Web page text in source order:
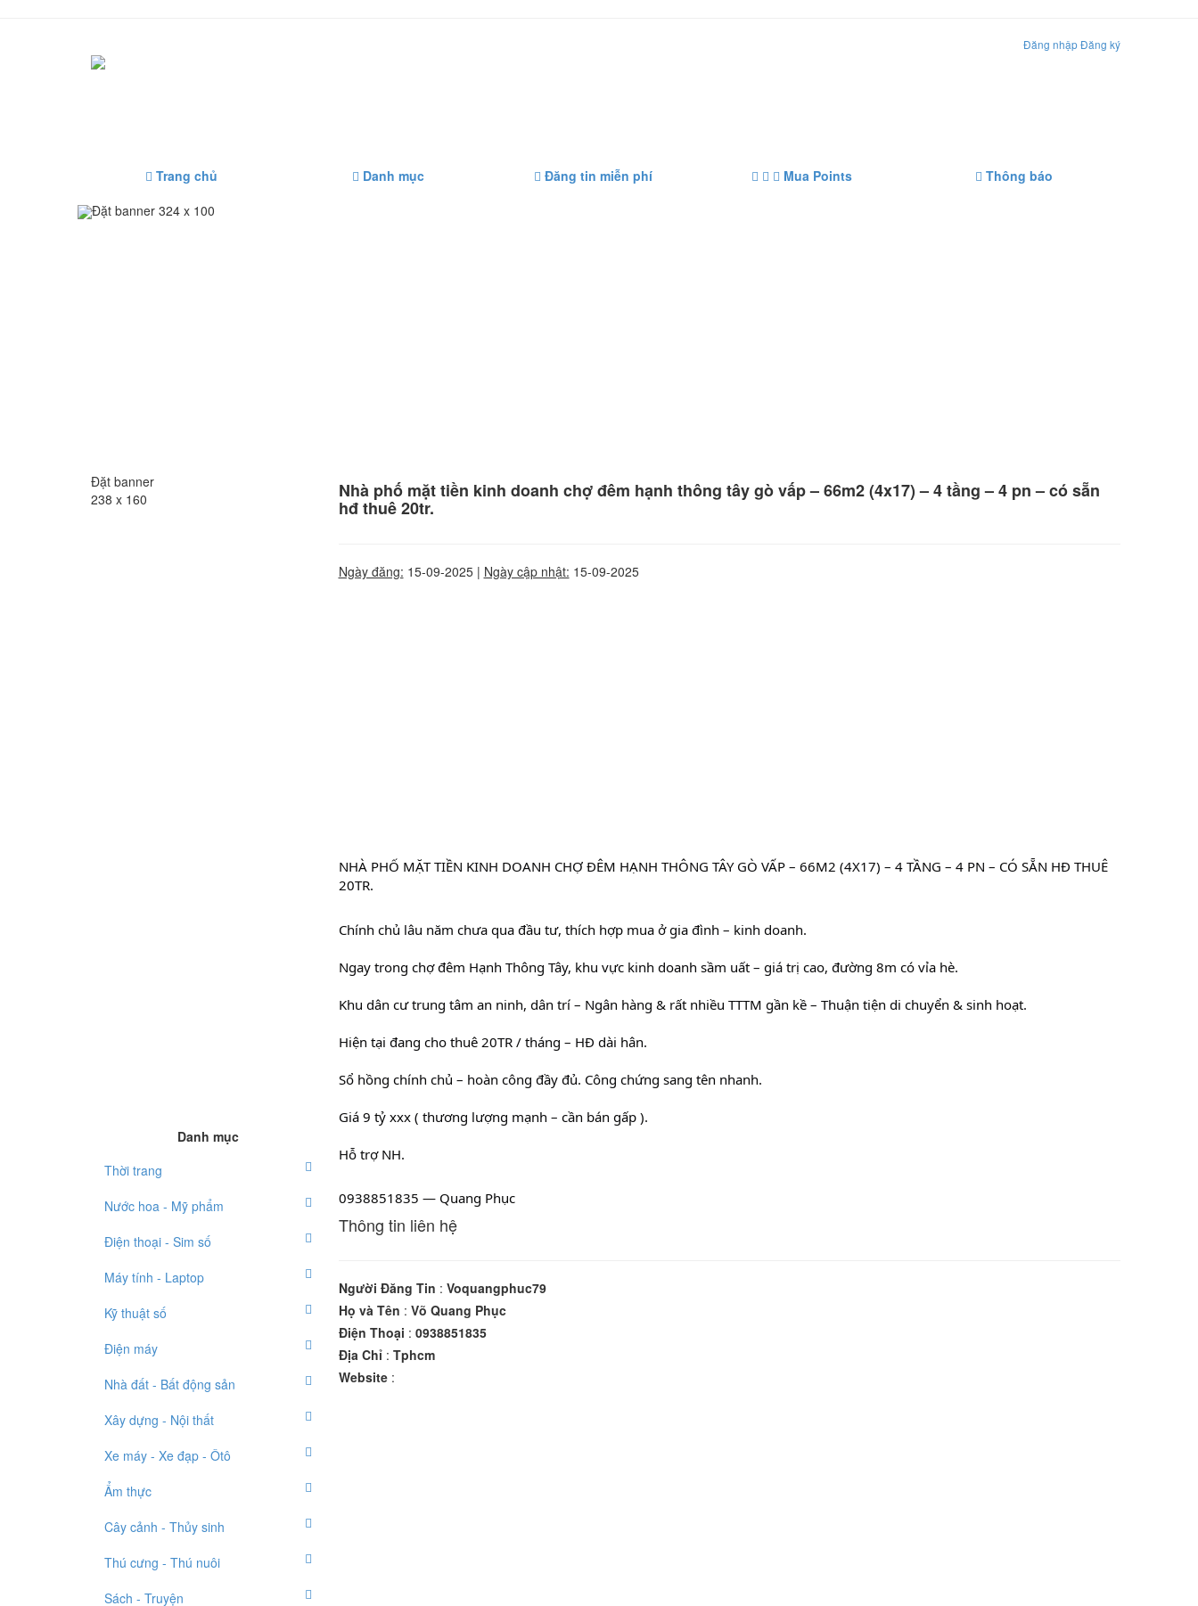
Đăng nhậpĐăng ký
Trang chủ Danh mục Đăng tin miễn phí Mua Points
Thông báo
Đặt banner 324 x 100
Đặt banner
238 x 160
Danh mục
Thời trang
Nước hoa - Mỹ phẩm
Điện thoại - Sim số
Máy tính - Laptop
Kỹ thuật số
Điện máy
Nhà đất - Bất động sản
Xây dựng - Nội thất
Xe máy - Xe đạp - Ôtô
Ẩm thực
Cây cảnh - Thủy sinh
Thú cưng - Thú nuôi
Sách - Truyện
Nhà phố mặt tiền kinh doanh chợ đêm hạnh thông tây gò vấp – 66m2 (4x17) – 4 tầng – 4 pn – có sẵn
hđ thuê 20tr.
Ngày đăng: 15-09-2025 | Ngày cập nhật: 15-09-2025
NHÀ PHỐ MẶT TIỀN KINH DOANH CHỢ ĐÊM HẠNH THÔNG TÂY GÒ VẤP – 66M2 (4X17) – 4 TẦNG – 4 PN – CÓ SẴN HĐ THUÊ
20TR.
Chính chủ lâu năm chưa qua đầu tư, thích hợp mua ở gia đình – kinh doanh.
Ngay trong chợ đêm Hạnh Thông Tây, khu vực kinh doanh sầm uất – giá trị cao, đường 8m có vỉa hè.
Khu dân cư trung tâm an ninh, dân trí – Ngân hàng & rất nhiều TTTM gần kề – Thuận tiện di chuyển & sinh hoạt.
Hiện tại đang cho thuê 20TR / tháng – HĐ dài hân.
Sổ hồng chính chủ – hoàn công đầy đủ. Công chứng sang tên nhanh.
Giá 9 tỷ xxx ( thương lượng mạnh – cần bán gấp ).
Hỗ trợ NH.
0938851835 — Quang Phục
Thông tin liên hệ
Người Đăng Tin : Voquangphuc79
Họ và Tên : Võ Quang Phục
Điện Thoại : 0938851835
Địa Chỉ : Tphcm
Website :